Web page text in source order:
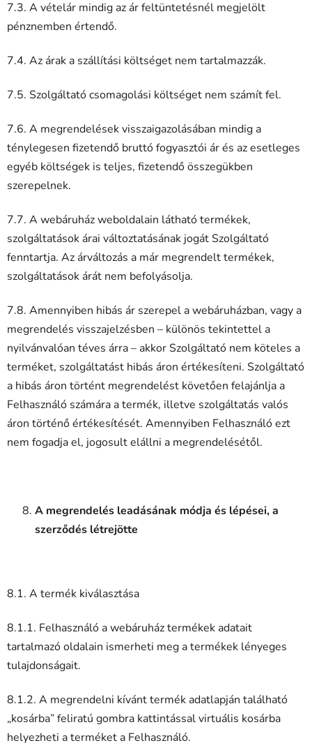
7.3. A vételár mindig az ár feltüntetésnél megjelölt
pénznemben értendő.
7.4. Az árak a szállítási költséget nem tartalmazzák.
7.5. Szolgáltató csomagolási költséget nem számít fel.
7.6. A megrendelések visszaigazolásában mindig a
ténylegesen fizetendő bruttó fogyasztói ár és az esetleges
egyéb költségek is teljes, fizetendő összegükben
szerepelnek.
7.7. A webáruház weboldalain látható termékek,
szolgáltatások árai változtatásának jogát Szolgáltató
fenntartja. Az árváltozás a már megrendelt termékek,
szolgáltatások árát nem befolyásolja.
7.8. Amennyiben hibás ár szerepel a webáruházban, vagy a
megrendelés visszajelzésben – különös tekintettel a
nyilvánvalóan téves árra – akkor Szolgáltató nem köteles a
terméket, szolgáltatást hibás áron értékesíteni. Szolgáltató
a hibás áron történt megrendelést követően felajánlja a
Felhasználó számára a termék, illetve szolgáltatás valós
áron történő értékesítését. Amennyiben Felhasználó ezt
nem fogadja el, jogosult elállni a megrendelésétől.
A megrendelés leadásának módja és lépései, a
szerződés létrejötte
8.1. A termék kiválasztása
8.1.1. Felhasználó a webáruház termékek adatait
tartalmazó oldalain ismerheti meg a termékek lényeges
tulajdonságait.
8.1.2. A megrendelni kívánt termék adatlapján található
„kosárba” feliratú gombra kattintással virtuális kosárba
helyezheti a terméket a Felhasználó.